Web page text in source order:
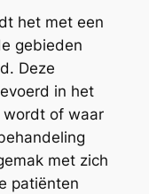
het met een
gebieden
Deze
in het
of waar
met zich
patiënten